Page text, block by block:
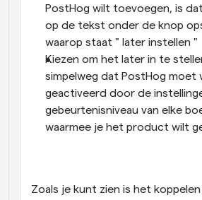
PostHog wilt toevoegen, is
op de tekst onder de knop
waarop staat " later instellen "
Kiezen om het later in te
simpelweg dat PostHog moet
geactiveerd door de
gebeurtenisniveau van elke
waarmee je het product wilt
Zoals je kunt zien is het